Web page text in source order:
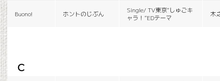
Buono! ホントのじぶん
Single/ TV東京“しゅごキ
ャラ！”EDテーマ
木
c